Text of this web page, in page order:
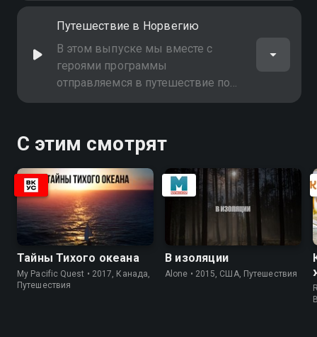
Путешествие в Норвегию
В этом выпуске мы вместе с
героями программы
отправляемся в путешествие по
Норвегии
С этим смотрят
Тайны Тихого океана
My Pacific Quest • 2017, Канада,
Путешествия
В изоляции
Alone • 2015, США, Путешествия